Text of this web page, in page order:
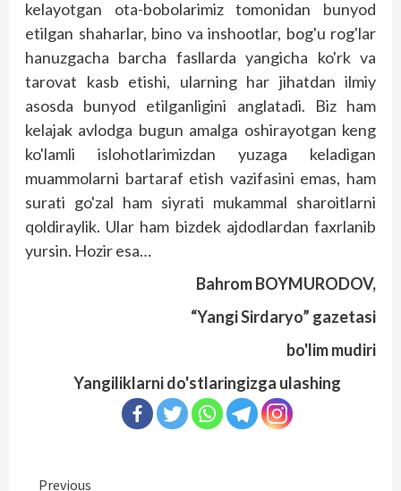
kelayotgan ota-bobolarimiz tomonidan bunyod
etilgan shaharlar, bino va inshootlar, bog'u rog'lar
hanuzgacha barcha fasllarda yangicha ko'rk va
tarovat kasb etishi, ularning har jihatdan ilmiy
asosda bunyod etilganligini anglatadi. Biz ham
kelajak avlodga bugun amalga oshirayotgan keng
ko'lamli islohotlarimizdan yuzaga keladigan
muammolarni bartaraf etish vazifasini emas, ham
surati go'zal ham siyrati mukammal sharoitlarni
qoldiraylik. Ular ham bizdek ajdodlardan faxrlanib
yursin. Hozir esa…
Bahrom BOYMURODOV,
“Yangi Sirdaryo” gazetasi
bo'lim mudiri
Yangiliklarni do'stlaringizga ulashing
Previous